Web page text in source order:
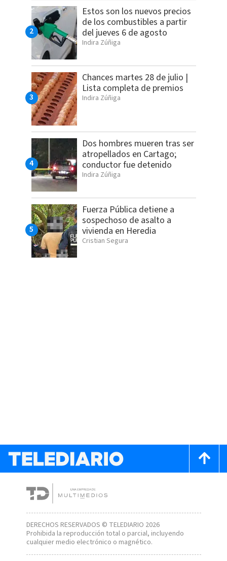
Estos son los nuevos precios
de los combustibles a partir
del jueves 6 de agosto
Indira Zúñiga
Chances martes 28 de julio |
Lista completa de premios
Indira Zúñiga
Dos hombres mueren tras ser
atropellados en Cartago;
conductor fue detenido
Indira Zúñiga
Fuerza Pública detiene a
sospechoso de asalto a
vivienda en Heredia
Cristian Segura
DERECHOS RESERVADOS © TELEDIARIO 2026
Prohibida la reproducción total o parcial, incluyendo
cualquier medio electrónico o magnético.